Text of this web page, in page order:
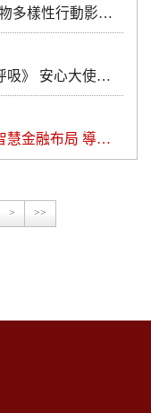
新光保全榮獲「Bio-Power 30×30 生物多樣性行動影響力獎」
新光保全發布全新形象影片《光之呼吸》 安心大使「咪保」首度亮相
搶攻智慧城市商機！新光保全深耕智慧金融布局 導入SKS SPACES系統，助金融業建構次世代「主動式」風險管理
> >>